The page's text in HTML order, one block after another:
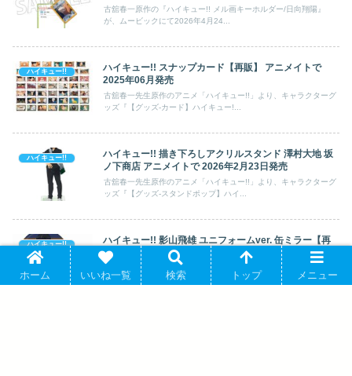
古舘春一原作の『ハイキュー!! メル画キーホルダー/日向翔陽』
が、ムービックにて2026年4月24...
ハイキュー!!
ハイキュー!! スナップカード【再販】 アニメイトで
2025年06月発売
古舘春一先生原作のアニメ「ハイキュー!!」より、キャラクターグ
ッズ『【グッズ-カード】ハイキュー!...
ハイキュー!!
ハイキュー!! 描き下ろしアクリルスタンド 澤村大地 坂
ノ下商店 アニメイトで 2026年2月23日発売
古舘春一先生原作のアニメ「ハイキュー!!」より、キャラクターグ
ッズ『【グッズ-スタンドポップ】ハイ...
ハイキュー!!
ハイキュー!! 影山飛雄 ユニフォームver. 缶ミラー【再
販】 2025年6月17日発売
古舘春一先生原作のアニメ「ハイキュー!!」より、キャラクターグ
ッズ『【グッズ-ミラー】ハイキュー!...
ホーム いいね一覧 検索 トップ メニュー